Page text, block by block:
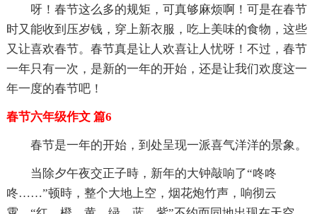
呀！春节这么多的规矩，可真够麻烦啊！可是在春节
时又能收到压岁钱，穿上新衣服，吃上美味的食物，这些
又让喜欢春节。春节真是让人欢喜让人忧呀！不过，春节
一年只有一次，是新的一年的开始，还是让我们欢度这一
年一度的春节吧！
春节六年级作文 篇6
春节是一年的开始，到处呈现一派喜气洋洋的景象。
当除夕午夜交正子時，新年的大钟敲响了“咚咚
咚……”顿時，整个大地上空，烟花炮竹声，响彻云